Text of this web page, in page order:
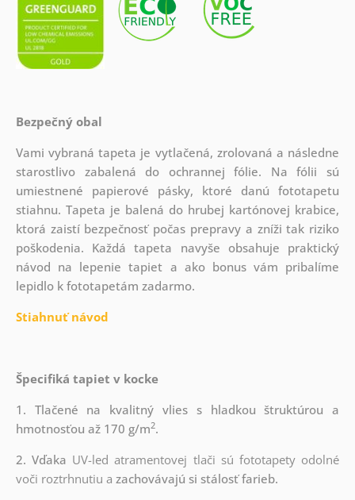
Bezpečný obal
Vami vybraná tapeta je vytlačená, zrolovaná a následne
starostlivo zabalená do ochrannej fólie. Na fólii sú
umiestnené papierové pásky, ktoré danú fototapetu
stiahnu. Tapeta je balená do hrubej kartónovej krabice,
ktorá zaistí bezpečnosť počas prepravy a zníži tak riziko
poškodenia. Každá tapeta navyše obsahuje praktický
návod na lepenie tapiet a ako bonus vám pribalíme
lepidlo k fototapetám zadarmo.
Stiahnuť návod
Špecifiká tapiet v kocke
1. Tlačené na kvalitný vlies s hladkou štruktúrou a
hmotnosťou až 170 g/m2.
2. Vďaka UV-led atramentovej tlači sú fototapety odolné
voči roztrhnutiu a zachovávajú si stálosť farieb.